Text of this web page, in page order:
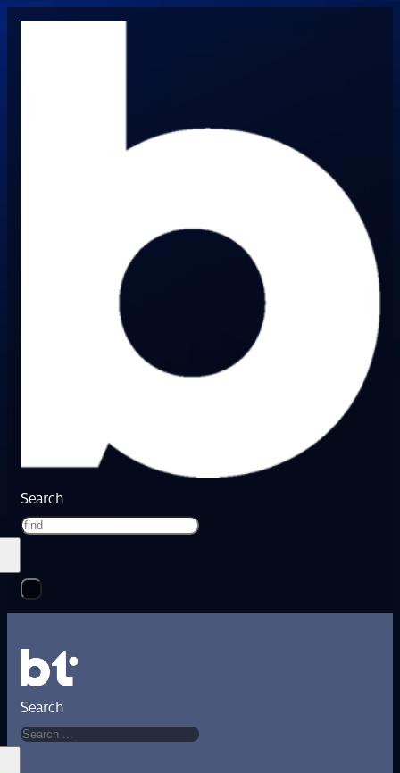
Search
Search